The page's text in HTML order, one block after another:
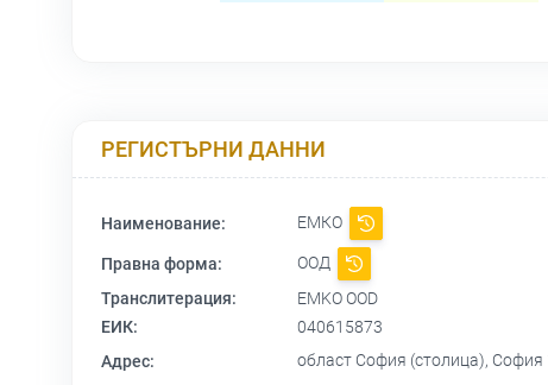
РЕГИСТЪРНИ ДАННИ
Наименование: ЕМКО
Правна форма:
ООД
Транслитерация:
EMKO OOD
ЕИК:
040615873
Адрес:
област София (столица), София